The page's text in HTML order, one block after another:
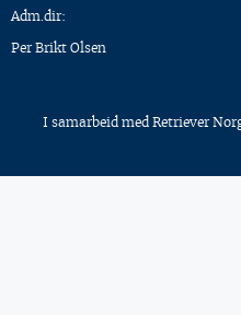
Adm.dir:
Per Brikt Olsen
I samarbeid med Retriever